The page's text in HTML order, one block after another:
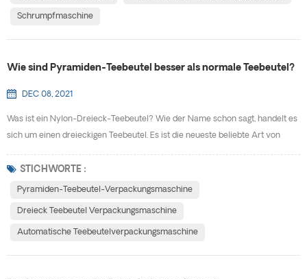
Verschiedene G...
Schrumpfmaschine
Wie sind Pyramiden-Teebeutel besser als normale Teebeutel?
DEC 08, 2021
Was ist ein Nylon-Dreieck-Teebeutel? Wie der Name schon sagt, handelt es
sich um einen dreieckigen Teebeutel. Es ist die neueste beliebte Art von
Dreieckteebeutelverpackung? Es ist offensichtlich, dass laut Statistik immer
mehr Verbraucher Triangel-Beutel-Tee mögen, und sein Markt wird immer
STICHWORTE :
Pyramiden-Teebeutel-Verpackungsmaschine
Dreieck Teebeutel Verpackungsmaschine
Automatische Teebeutelverpackungsmaschine